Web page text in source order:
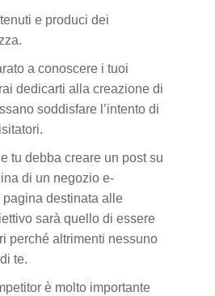
e produci dei
a conoscere i tuoi
dedicarti alla creazione di
soddisfare l’intento di
tu debba creare un post su
di un negozio e-
destinata alle
sarà quello di essere
perché altrimenti nessuno
te.
è molto importante